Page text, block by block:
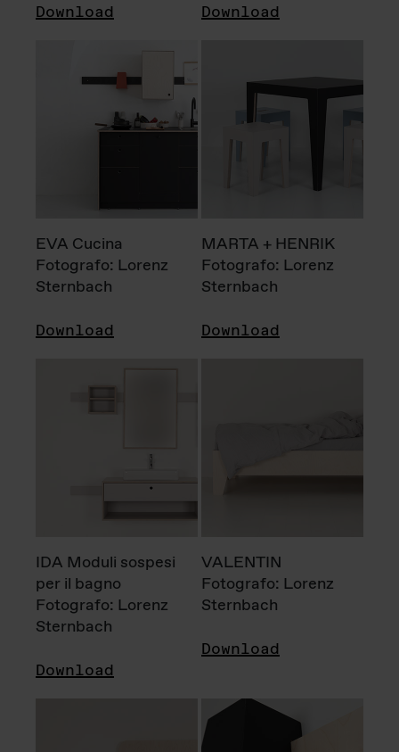
Download Download
EVA Cucina
Fotografo: Lorenz
Sternbach
Download
MARTA + HENRIK
Fotografo: Lorenz
Sternbach
Download
IDA Moduli sospesi
per il bagno
Fotografo: Lorenz
Sternbach
Download
VALENTIN
Fotografo: Lorenz
Sternbach
Download